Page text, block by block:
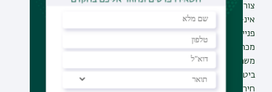
צור קשר
אינ-בר מידע אישי לסטודנט
פנייה למנהל האתר
מכרזים
משרות בבר-אילן
ביטחון ובטיחות
חירום ועזרה ראשונה
מכינות
תעודת הוראה